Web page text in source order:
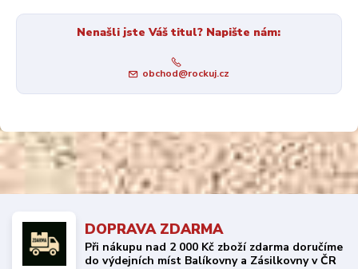
Nenašli jste Váš titul? Napište nám:
obchod@rockuj.cz
DOPRAVA ZDARMA
Při nákupu nad 2 000 Kč zboží zdarma doručíme
do výdejních míst Balíkovny a Zásilkovny v ČR